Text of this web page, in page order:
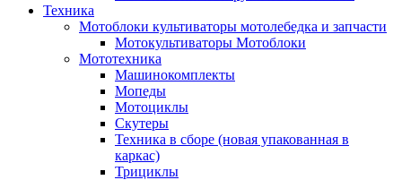
Техника
Мотоблоки культиваторы мотолебедка и запчасти
Мотокультиваторы Мотоблоки
Мототехника
Машинокомплекты
Мопеды
Мотоциклы
Скутеры
Техника в сборе (новая упакованная в
каркас)
Трициклы